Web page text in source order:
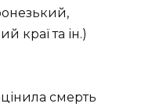
краї та ін.)
смерть